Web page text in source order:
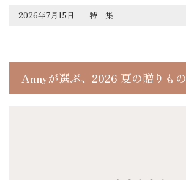
2026年7月15日 特 集
Annyが選ぶ、2026 夏の贈りもの